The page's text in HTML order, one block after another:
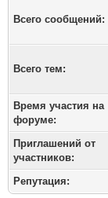
Всего сообщений:
Всего тем:
Время участия на
форуме:
Приглашений от
участников:
Репутация: